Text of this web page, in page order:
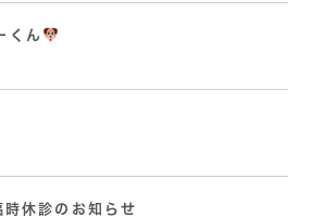
くん
休診のお知らせ